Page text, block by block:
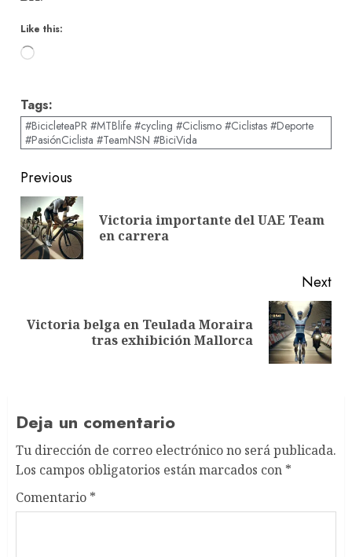
Like this:
Loading…
Tags:
#BicicleteaPR #MTBlife #cycling #Ciclismo #Ciclistas #Deporte
#PasiónCiclista #TeamNSN #BiciVida
Post
navigation
Previous
Victoria importante del UAE Team
en carrera
Next
Next
Victoria belga en Teulada Moraira
tras exhibición Mallorca
Deja un comentario
Tu dirección de correo electrónico no será publicada.
Los campos obligatorios están marcados con *
Comentario *